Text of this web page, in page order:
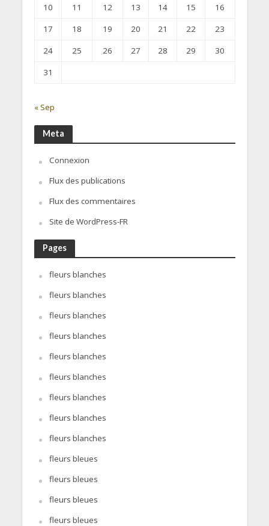
10
11 12 13 14 15
16
17
18 19 20 21 22
23
24
25 26 27 28 29
30
31
« Sep
Meta
Connexion
Flux des publications
Flux des commentaires
Site de WordPress-FR
Pages
fleurs blanches
fleurs blanches
fleurs blanches
fleurs blanches
fleurs blanches
fleurs blanches
fleurs blanches
fleurs blanches
fleurs blanches
fleurs bleues
fleurs bleues
fleurs bleues
fleurs bleues